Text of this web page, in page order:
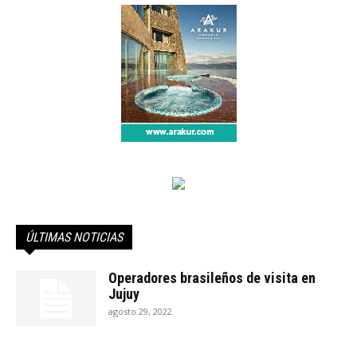
ÚLTIMAS NOTICIAS
Operadores brasileños de visita en
Jujuy
agosto 29, 2022